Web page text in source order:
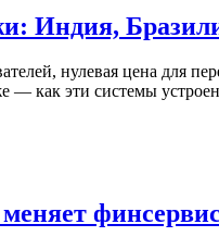
Индия,
нулевая цена для
— как эти системы